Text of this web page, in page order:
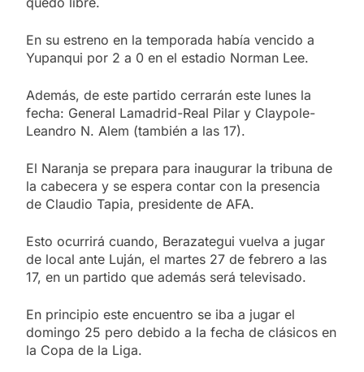
En su estreno en la temporada había vencido a
Yupanqui por 2 a 0 en el estadio Norman Lee.
Además, de este partido cerrarán este lunes la
fecha: General Lamadrid-Real Pilar y Claypole-
Leandro N. Alem (también a las 17).
El Naranja se prepara para inaugurar la tribuna de
la cabecera y se espera contar con la presencia
de Claudio Tapia, presidente de AFA.
Esto ocurrirá cuando, Berazategui vuelva a jugar
de local ante Luján, el martes 27 de febrero a las
17, en un partido que además será televisado.
En principio este encuentro se iba a jugar el
domingo 25 pero debido a la fecha de clásicos en
la Copa de la Liga.